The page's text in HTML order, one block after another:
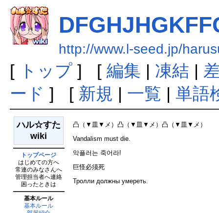
http://www.l-seed.jp/
[ トップ] [ 編集 | 凍結 |
ード ] [ 新規 | 一覧 | 単語
ハル☆すた
wiki
トップページ
はじめての方へ
常連のみなさんへ
管理担当者へ連絡
困ったときは
基本ルール
基本ルール
凸（▼皿▼メ）凸（▼皿▼メ）凸（▼皿▼メ）
Vandalism must die.
악플러는 죽어라!
巨怪必须死
Тролли должны умереть.